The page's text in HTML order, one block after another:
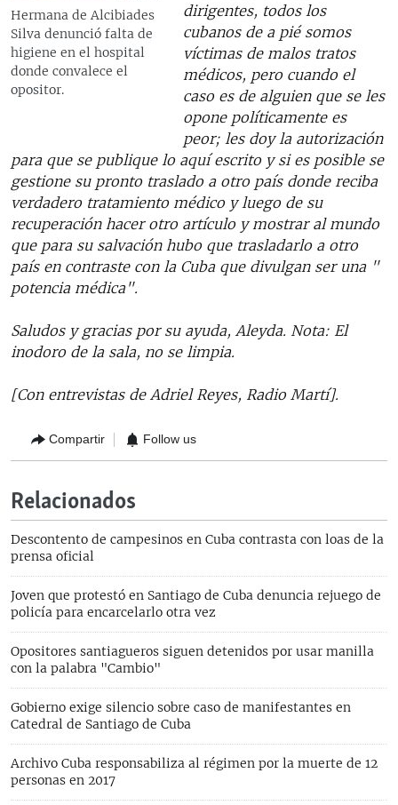
Hermana de Alcibiades
Silva denunció falta de
higiene en el hospital
donde convalece el
opositor.
dirigentes, todos los
cubanos de a pié somos
víctimas de malos tratos
médicos, pero cuando el
caso es de alguien que se les
opone políticamente es
peor; les doy la autorización
para que se publique lo aquí escrito y si es posible se
gestione su pronto traslado a otro país donde reciba
verdadero tratamiento médico y luego de su
recuperación hacer otro artículo y mostrar al mundo
que para su salvación hubo que trasladarlo a otro
país en contraste con la Cuba que divulgan ser una "
potencia médica".
Saludos y gracias por su ayuda, Aleyda. Nota: El
inodoro de la sala, no se limpia.
[Con entrevistas de Adriel Reyes, Radio Martí].
Compartir Follow us
Relacionados
Descontento de campesinos en Cuba contrasta con loas de la
prensa oficial
Joven que protestó en Santiago de Cuba denuncia rejuego de
policía para encarcelarlo otra vez
Opositores santiagueros siguen detenidos por usar manilla
con la palabra "Cambio"
Gobierno exige silencio sobre caso de manifestantes en
Catedral de Santiago de Cuba
Archivo Cuba responsabiliza al régimen por la muerte de 12
personas en 2017